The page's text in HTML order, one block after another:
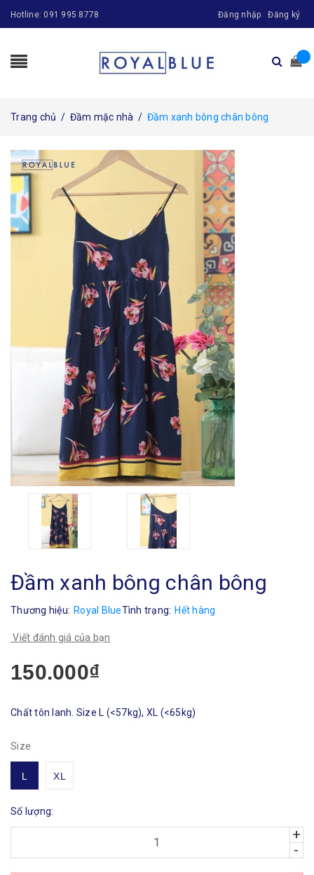
Hotline: 091 995 8778 Đăng nhập Đăng ký
Trang chủ / Đầm mặc nhà / Đầm xanh bông chân bông
Đầm xanh bông chân bông
Thương hiệu: Royal BlueTình trạng: Hết hàng
Viết đánh giá của bạn
150.000₫
Chất tôn lanh. Size L (<57kg), XL (<65kg)
Size
L XL
Số lượng:
+
-